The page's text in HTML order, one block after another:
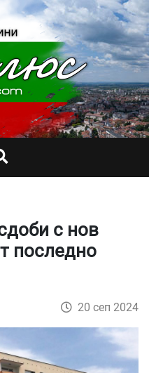
с нов
последно
20 сеп 2024